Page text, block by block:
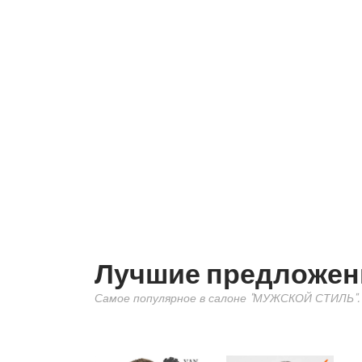
Лучшие
Самое популярное в салоне "МУЖСКОЙ СТИЛЬ".